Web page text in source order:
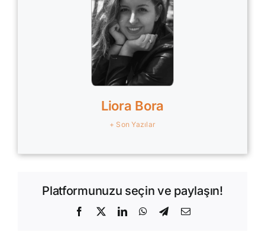
Liora Bora
+ Son Yazılar
Platformunuzu seçin ve paylaşın!
Facebook
X LinkedInWhatsApp
Telegram
E-